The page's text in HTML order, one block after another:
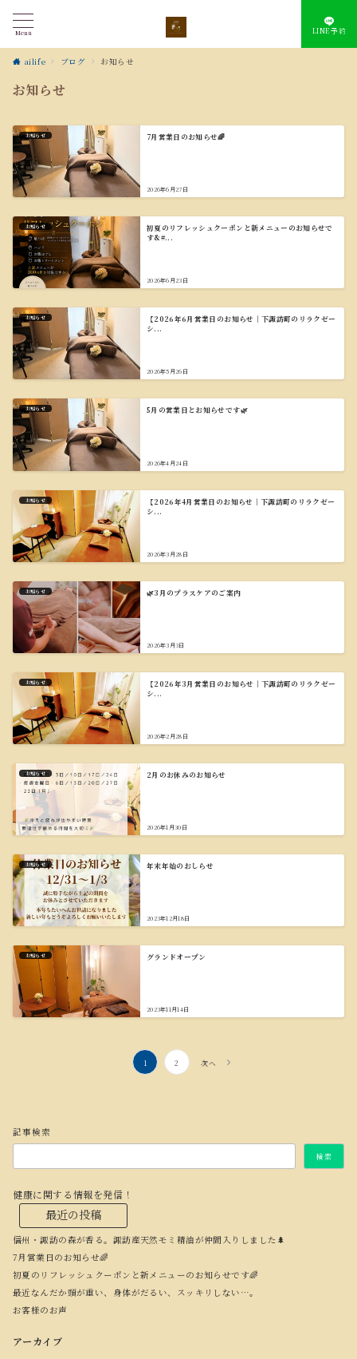
Menu LINE予約
ailife ブログ お知らせ
お知らせ
お知らせ 7月営業日のお知らせ🌈
2026年6月27日
お知らせ
初夏のリフレッシュクーポンと新メニューのお知らせで
す&#...
2026年6月23日
お知らせ
【2026年6月営業日のお知らせ｜下諏訪町のリラクゼー
シ...
2026年5月26日
お知らせ 5月の営業日とお知らせです🌿
2026年4月24日
お知らせ
【2026年4月営業日のお知らせ｜下諏訪町のリラクゼー
シ...
2026年3月28日
お知らせ 🌿3月のプラスケアのご案内
2026年3月3日
お知らせ
【2026年3月営業日のお知らせ｜下諏訪町のリラクゼー
シ...
2026年2月28日
お知らせ 2月のお休みのお知らせ
2026年1月30日
お知らせ 年末年始のおしらせ
2023年12月18日
お知らせ グランドオープン
2023年11月14日
ジ
り
1 2 次へ
記事検索
検索
健康に関する情報を発信！
最近の投稿
信州・諏訪の森が香る。諏訪産天然モミ精油が仲間入りしました🌲
7月営業日のお知らせ🌈
初夏のリフレッシュクーポンと新メニューのお知らせです🌈
最近なんだか頭が重い、身体がだるい、スッキリしない…。
お客様のお声
アーカイブ